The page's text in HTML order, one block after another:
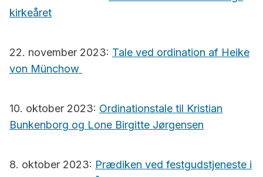
kirkeåret
22. november 2023: Tale ved ordination af Heike
von Münchow
10. oktober 2023: Ordinationstale til Kristian
Bunkenborg og Lone Birgitte Jørgensen
8. oktober 2023: Prædiken ved festgudstjeneste i